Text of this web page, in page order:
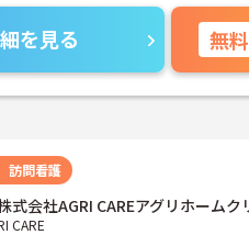
を見る 無料
訪問看護
式会社AGRI CAREアグリホーム
CARE